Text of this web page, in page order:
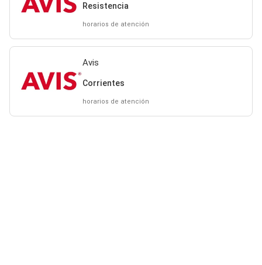
Resistencia
horarios de atención
Avis
Corrientes
horarios de atención